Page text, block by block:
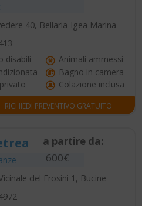
40, Bellaria-Igea Marina
disabili
Animali ammessi
Bagno in camera
Colazione inclusa
RICHIEDI PREVENTIVO GRATUITO
a partire da:
600€
del Frosini 1, Bucine